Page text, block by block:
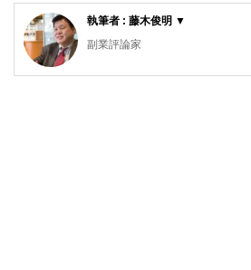
執筆者 : 藤木俊明 ▼
副業評論家
明治大学リバティアカデミー講師